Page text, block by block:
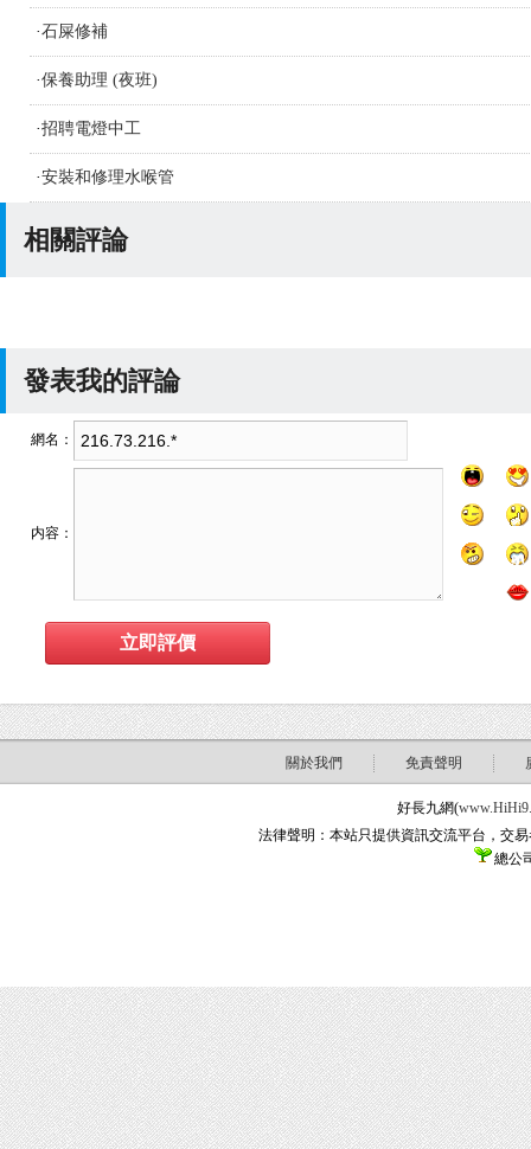
·石屎修補
·保養助理 (夜班)
·招聘電燈中工
·安裝和修理水喉管
相關評論
發表我的評論
網名：
内容：
關於我們 免責聲明
好長九網(
法律聲明：本站只提供資訊交流平台，交
總公